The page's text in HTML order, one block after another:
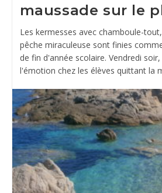
maussade sur le
Les kermesses avec chamboule-
pêche miraculeuse sont finies
de fin d'année scolaire. Vendredi
l'émotion chez les élèves quittant la